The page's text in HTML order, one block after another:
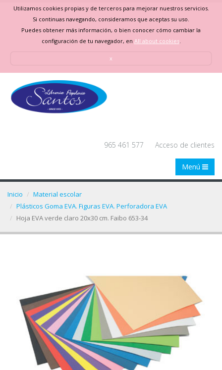
Utilizamos cookies propias y de terceros para mejorar nuestros servicios.
Si continuas navegando, consideramos que aceptas su uso.
Puedes obtener más información, o bien conocer cómo cambiar la
configuración de tu navegador, en All about cookies.
x
965 461 577 Acceso de clientes
Menú
Inicio
Material escolar
Plásticos Goma EVA. Figuras EVA. Perforadora EVA
Hoja EVA verde claro 20x30 cm. Faibo 653-34